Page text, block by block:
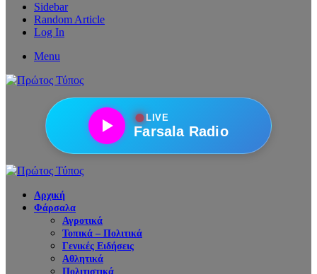
Sidebar
Random Article
Log In
Menu
●LIVE
Farsala Radio
Αρχική
Φάρσαλα
Αγροτικά
Τοπικά – Πολιτικά
Γενικές Ειδήσεις
Αθλητικά
Πολιτιστικά